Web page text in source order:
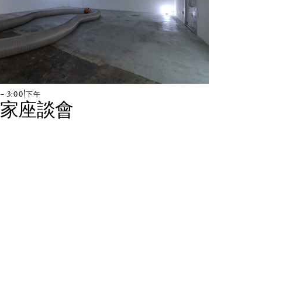
– 3:00 下午
家座談會